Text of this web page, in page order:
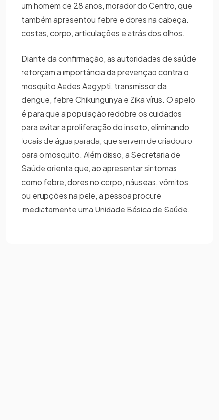
um homem de 28 anos, morador do Centro, que
também apresentou febre e dores na cabeça,
costas, corpo, articulações e atrás dos olhos.
Diante da confirmação, as autoridades de saúde
reforçam a importância da prevenção contra o
mosquito Aedes Aegypti, transmissor da
dengue, febre Chikungunya e Zika vírus. O apelo
é para que a população redobre os cuidados
para evitar a proliferação do inseto, eliminando
locais de água parada, que servem de criadouro
para o mosquito. Além disso, a Secretaria de
Saúde orienta que, ao apresentar sintomas
como febre, dores no corpo, náuseas, vômitos
ou erupções na pele, a pessoa procure
imediatamente uma Unidade Básica de Saúde.